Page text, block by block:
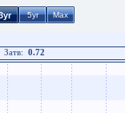
Затв: 0.72